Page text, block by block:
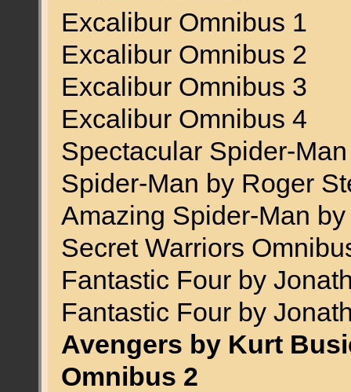
Excalibur Omnibus 1
Excalibur Omnibus 2
Excalibur Omnibus 3
Excalibur Omnibus 4
Spectacular Spider-
Spider-Man by Roger
Amazing Spider-Man
Secret Warriors
Fantastic Four by
Fantastic Four by
Avengers by Kurt
Omnibus 2